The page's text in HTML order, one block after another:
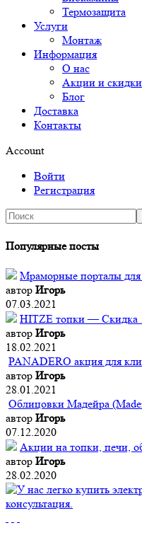
Термозащита
Услуги
Монтаж
Информация
О нас
Акции и скидки
Блог
Доставка
Контакты
Account
Войти
Регистрация
Популярные посты
Мраморные порталы
автор Игорь
07.03.2021
HITZE топки — Скидка
автор Игорь
18.02.2021
PANADERO акция для
автор Игорь
28.01.2021
Облицовки Мадейра
автор Игорь
07.12.2020
Акции на топки, печи,
автор Игорь
28.02.2020